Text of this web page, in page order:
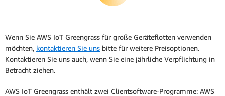
Wenn Sie AWS IoT Greengrass für große Geräteflotten verwenden
möchten, kontaktieren Sie uns bitte für weitere Preisoptionen.
Kontaktieren Sie uns auch, wenn Sie eine jährliche Verpflichtung in
Betracht ziehen.
AWS IoT Greengrass enthält zwei Clientsoftware-Programme: AWS